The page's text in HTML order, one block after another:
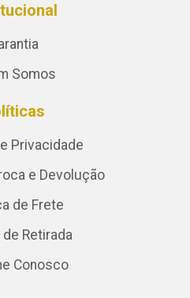
Somos
Privacidade
e Devolução
de Frete
Retirada
Conosco